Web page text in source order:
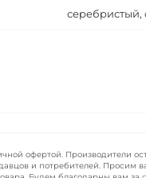
серебристый,
офертой. Производители
и потребителей. Просим